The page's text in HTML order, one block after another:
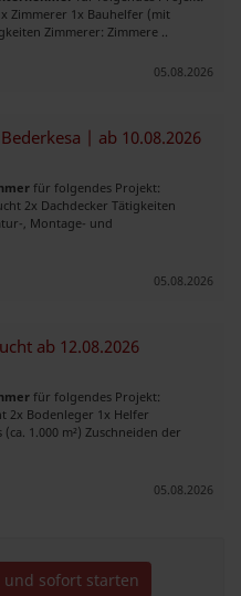
Zimmerer 1x Bauhelfer (mit
Zimmerer: Zimmere ..
05.08.2026
| ab 10.08.2026
für folgendes Projekt:
2x Dachdecker Tätigkeiten
, Montage- und
05.08.2026
ab 12.08.2026
für folgendes Projekt:
2x Bodenleger 1x Helfer
1.000 m²) Zuschneiden der
05.08.2026
sofort starten